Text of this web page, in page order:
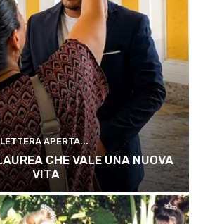
LETTERA APERTA...
CHE VALE UNA NUOVA
VITA